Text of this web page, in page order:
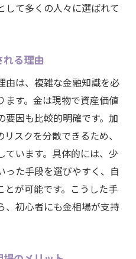
して多くの人々に選ばれて
る理由
由は、複雑な金融知識を必
ます。金は現物で資産価値
要因も比較的明確です。加
スクを分散できるため、
ています。具体的には、少
った手段を選びやすく、自
が可能です。こうした手
、初心者にも金相場が支持